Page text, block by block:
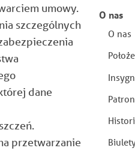
umowy.
szczególnych
dane
przetwarzanie
O nas
O nas